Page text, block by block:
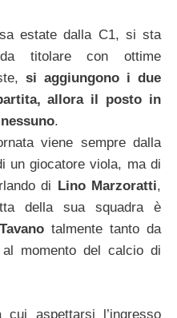
estate dalla C1, si sta
titolare con ottime
si aggiungono i due
allora il posto in
.
viene sempre dalla
un giocatore viola, ma di
di Lino Marzoratti,
della sua squadra è
talmente tanto da
momento del calcio di
cui aspettarsi l’ingresso